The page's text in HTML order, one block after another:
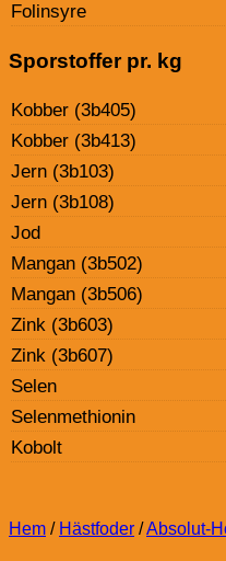
Folinsyre
Sporstoffer pr. kg
Kobber (3b405)
Kobber (3b413)
Jern (3b103)
Jern (3b108)
Jod
Mangan (3b502)
Mangan (3b506)
Zink (3b603)
Zink (3b607)
Selen
Selenmethionin
Kobolt
Hem / Hästfoder /Absolut-